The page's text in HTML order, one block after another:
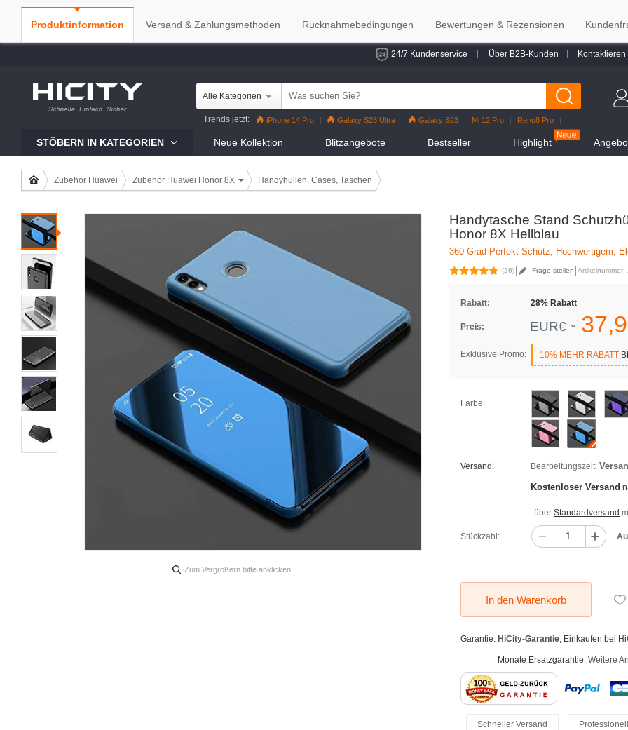
24/7 Kundenservice Über B2B-Kunden
Alle Kategorien
Trends jetzt: iPhone 14 Pro Galaxy S23 Ultra Galaxy S23 Mi 12 Pro
Reno8 Pro
STÖBERN IN KATEGORIEN Neue Kollektion Blitzangebote Bestseller Highlight
Zubehör Huawei Zubehör Huawei Honor 8X Handyhüllen, Cases, Taschen
Handytasche Stand
Honor 8X Hellblau
360 Grad Perfekt Schutz, Hochwertigem,
(26) Frage stellen Artikelnummer:
Rabatt: 28% Rabatt
Preis: EUR€ 37,
Exklusive Promo: 10% MEHR RABATT
Farbe:
Versand: Bearbeitungszeit:
Kostenloser Versand
über Standardversand
Stückzahl:
In den Warenkorb
Garantie: HiCity-Garantie, Einkaufen bei
Monate Ersatzgarantie. Weitere
Schneller Versand
Zum Vergrößern bitte anklicken
Produktinformation Versand & Zahlungsmethoden Rücknahmebedingungen Bewertungen & Rezensionen